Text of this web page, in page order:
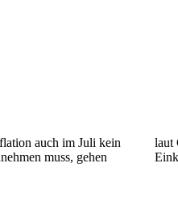
auch im Juli kein
muss, gehen
als auch die